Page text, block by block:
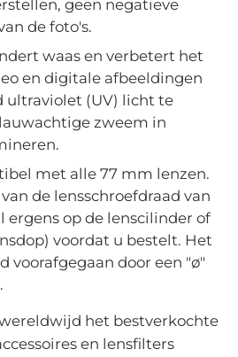
geen negatieve
de foto's.
waas en verbetert het
en digitale afbeeldingen
ultraviolet (UV) licht te
zweem in
met alle 77 mm lenzen.
de lensschroefdraad van
ergens op de lenscilinder of
voordat u bestelt. Het
door een "ø"
wereldwijd het bestverkochte
en lensfilters